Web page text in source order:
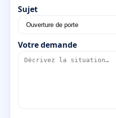
Sujet
Votre demande